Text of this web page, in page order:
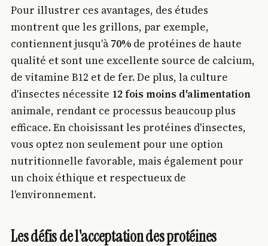
Pour illustrer ces avantages, des études
montrent que les grillons, par exemple,
contiennent jusqu'à 70% de protéines de haute
qualité et sont une excellente source de calcium,
de vitamine B12 et de fer. De plus, la culture
d'insectes nécessite 12 fois moins d'alimentation
animale, rendant ce processus beaucoup plus
efficace. En choisissant les protéines d'insectes,
vous optez non seulement pour une option
nutritionnelle favorable, mais également pour
un choix éthique et respectueux de
l'environnement.
Les défis de l'acceptation des protéines